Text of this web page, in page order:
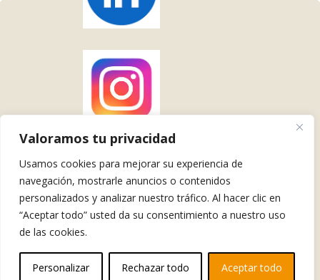
Valoramos tu privacidad
Usamos cookies para mejorar su experiencia de
navegación, mostrarle anuncios o contenidos
personalizados y analizar nuestro tráfico. Al hacer clic en
“Aceptar todo” usted da su consentimiento a nuestro uso
de las cookies.
Personalizar Rechazar todo Aceptar todo
Tlf y Whatsapp +34 615 587 128
© 2026 Brulemoción. Todos los derechos reservados
© 2026 Brulemoción es una marca de El Botiquín Mágico S.L.
B88068739